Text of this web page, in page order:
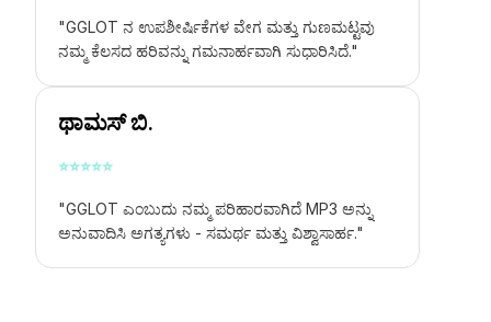
"GGLOT ನ ಉಪಶೀರ್ಷಿಕೆಗಳ ವೇಗ ಮತ್ತು ಗುಣಮಟ್ಟವು
ನಮ್ಮ ಕೆಲಸದ ಹರಿವನ್ನು ಗಮನಾರ್ಹವಾಗಿ ಸುಧಾರಿಸಿದೆ."
ಥಾಮಸ್ ಬಿ.
⭐⭐⭐⭐⭐
"GGLOT ಎಂಬುದು ನಮ್ಮ ಪರಿಹಾರವಾಗಿದೆ MP3 ಅನ್ನು
ಅನುವಾದಿಸಿಅಗತ್ಯಗಳು - ಸಮರ್ಥ ಮತ್ತು ವಿಶ್ವಾಸಾರ್ಹ."